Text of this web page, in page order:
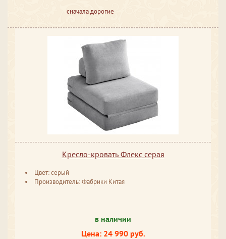
сначала дорогие
Кресло-кровать Флекс серая
Цвет: серый
Производитель: Фабрики Китая
в наличии
Цена: 24 990 руб.